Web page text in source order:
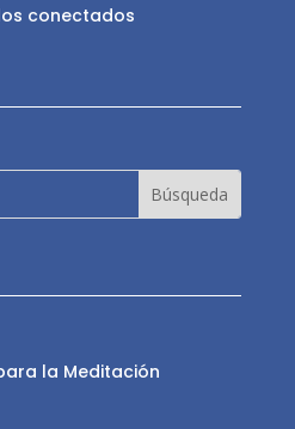
conectados
la Meditación